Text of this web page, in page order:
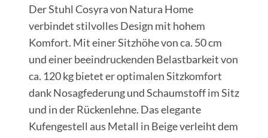
Der Stuhl Cosyra von Natura Home
verbindet stilvolles Design mit hohem
Komfort. Mit einer Sitzhöhe von ca. 50 cm
und einer beeindruckenden Belastbarkeit von
ca. 120 kg bietet er optimalen Sitzkomfort
dank Nosagfederung und Schaumstoff im Sitz
und in der Rückenlehne. Das elegante
Kufengestell aus Metall in Beige verleiht dem